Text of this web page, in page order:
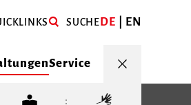
SUCHEDE EN
Service